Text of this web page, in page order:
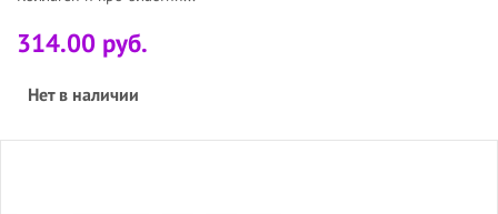
314.00 руб.
Нет в наличии